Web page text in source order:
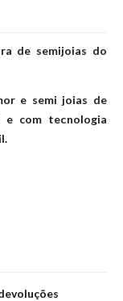
de semijoias do
e semi joias de
e com tecnologia